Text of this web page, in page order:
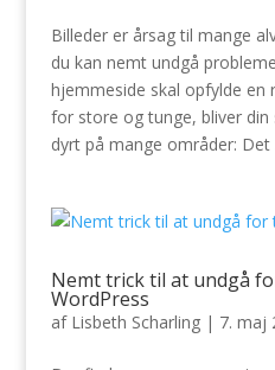
Billeder er årsag til mange
du kan nemt undgå
hjemmeside skal opfylde en
for store og tunge, bliver
dyrt på mange områder: Det
Nemt trick til at undgå
WordPress
af Lisbeth Scharling| 7. maj